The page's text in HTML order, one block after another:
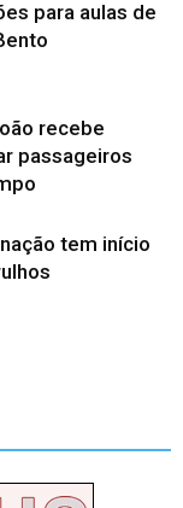
para aulas de
recebe
passageiros
tem início